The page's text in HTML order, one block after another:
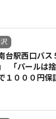
台駅西口バ
｢パールは
１０００円保